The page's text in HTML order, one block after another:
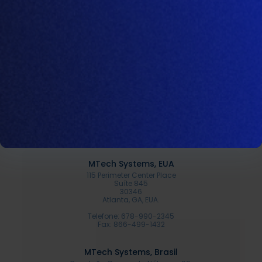
MTech Systems, EUA
115 Perimeter Center Place
Suíte 845
30346
Atlanta, GA, EUA.
Telefone: 678-990-2345
Fax: 866-499-1432
MTech Systems, Brasil